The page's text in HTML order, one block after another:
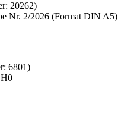
20262)
Nr. 2/2026 (Format DIN A5)
6801)